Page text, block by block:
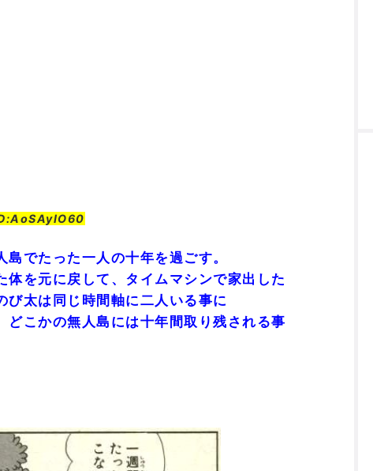
島でたった一人の十年を過ごす。
体を元に戻して、タイムマシンで家出した
び太は同じ時間軸に二人いる事に
どこかの無人島には十年間取り残される事